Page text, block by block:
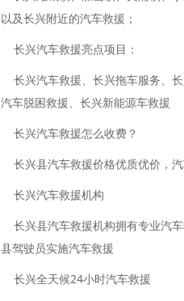
以及长兴附近的汽车救援；
长兴汽车救援亮点项目：
长兴汽车救援、长兴拖车服务、
汽车脱困救援、长兴新能源车救援
长兴汽车救援怎么收费？
长兴县汽车救援价格优质优价，
长兴汽车救援机构
长兴县汽车救援机构拥有专业汽
县驾驶员实施汽车救援
长兴全天候24小时汽车救援